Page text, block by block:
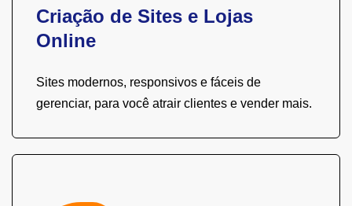
Criação de Sites e Lojas
Online
Sites modernos, responsivos e fáceis de
gerenciar, para você atrair clientes e vender mais.